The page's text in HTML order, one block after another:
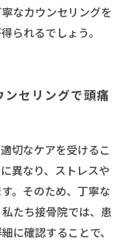
なカウンセリングを
られるでしょう。
ンセリングで頭痛
切なケアを受けるこ
異なり、ストレスや
。そのため、丁寧な
たち接骨院では、患
に確認することで、